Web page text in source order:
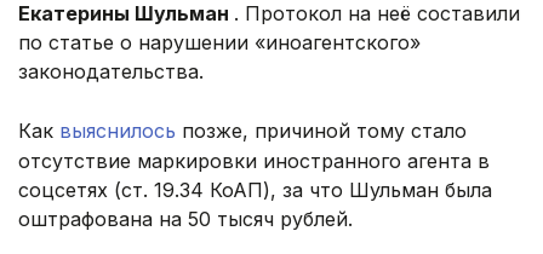
Екатерины Шульман . Протокол на неё составили
по статье о нарушении «иноагентского»
законодательства.
Как выяснилось позже, причиной тому стало
отсутствие маркировки иностранного агента в
соцсетях (ст. 19.34 КоАП), за что Шульман была
оштрафована на 50 тысяч рублей.